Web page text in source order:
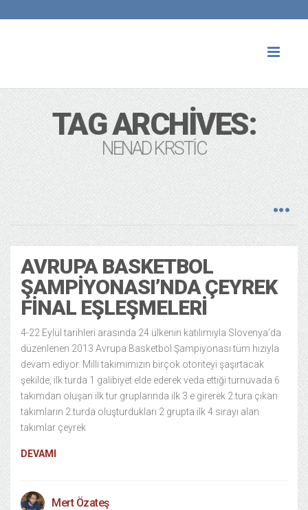
TAG ARCHIVES:
NENAD KRSTIC
AVRUPA BASKETBOL
ŞAMPIYONASI’NDA ÇEYREK
FINAL EŞLEŞMELERI
4-22 Eylül tarihleri arasında 24 ülkenin katılımıyla Slovenya’da
düzenlenen 2013 Avrupa Basketbol Şampiyonası tüm hızıyla
devam ediyor. Milli takımımızın birçok otoriteyi şaşırtacak
şekilde, ilk turda 1 galibiyet elde ederek veda ettiği turnuvada 6
takımdan oluşan ilk tur gruplarında ilk 3 e girerek 2.tura çıkan
takımların 2.turda oluşturdukları 2 grupta ilk 4 sırayı alan
takımlar çeyrek
DEVAMI
Mert Özateş